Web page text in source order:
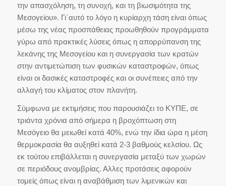
την απασχόληση, τη συνοχή, και τη βιωσιμότητα της
Μεσογείου». Γι΄αυτό το λόγο η κυρίαρχη τάση είναι όπως
μέσω της νέας προσπάθειας προωθηθούν προγράμματα
γύρω από πρακτικές λύσεις όπως η απορρύπανση της
λεκάνης της Μεσογείου και η συνεργασία των κρατών
στην αντιμετώπιση των φυσικών καταστροφών, όπως
είναι οι δασικές καταστροφές και οι συνέπειες από την
αλλαγή του κλίματος στον πλανήτη.
Σύμφωνα με εκτιμήσεις που παρουσιάζει το ΚΥΠΕ, σε
τριάντα χρόνια από σήμερα η βροχόπτωση στη
Μεσόγειο θα μειωθεί κατά 40%, ενώ την ίδια ώρα η μέση
θερμοκρασία θα αυξηθεί κατά 2-3 βαθμούς κελσίου. Ως
εκ τούτου επιβάλλεται η συνεργασία μεταξύ των χωρών
σε περιόδους ανομβρίας. Αλλες προτάσεις αφορούν
τομείς όπως είναι η αναβάθμιση των λιμενικών και